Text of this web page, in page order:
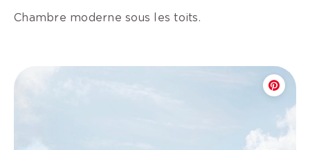
Chambre moderne sous les toits.